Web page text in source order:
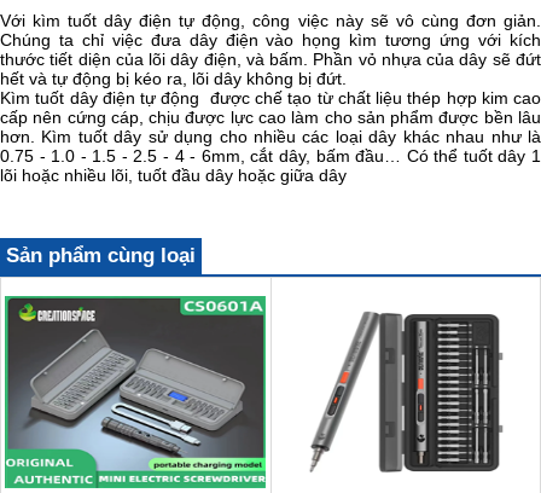
Với kìm tuốt dây điện tự động, công việc này sẽ vô cùng đơn giản.
Chúng ta chỉ việc đưa dây điện vào họng kìm tương ứng với kích
thước tiết diện của lõi dây điện, và bấm. Phần vỏ nhựa của dây sẽ đứt
hết và tự động bị kéo ra, lõi dây không bị đứt.
Kìm tuốt dây điện tự động được chế tạo từ chất liệu thép hợp kim cao
cấp nên cứng cáp, chịu được lực cao làm cho sản phẩm được bền lâu
hơn. Kìm tuốt dây sử dụng cho nhiều các loại dây khác nhau như là
0.75 - 1.0 - 1.5 - 2.5 - 4 - 6mm, cắt dây, bấm đầu… Có thể tuốt dây 1
lõi hoặc nhiều lõi, tuốt đầu dây hoặc giữa dây
Sản phẩm cùng loại